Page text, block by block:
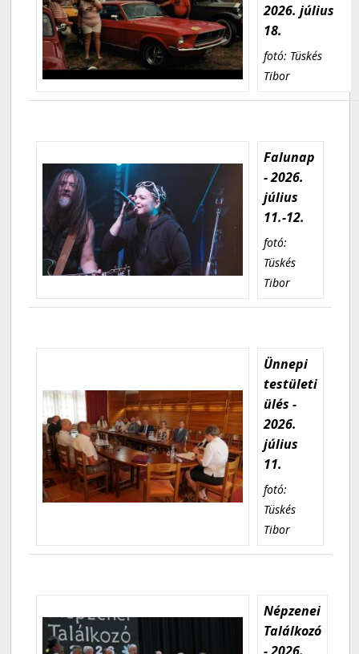
2026. július
18.
fotó: Tüskés
Tibor
Falunap
- 2026.
július
11.-12.
fotó:
Tüskés
Tibor
Ünnepi
testületi
ülés -
2026.
július
11.
fotó:
Tüskés
Tibor
Népzenei
Találkozó